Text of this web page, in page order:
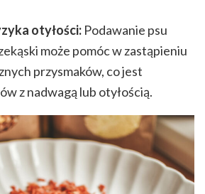
otyłości: Podawanie psu
może pomóc w zastąpieniu
przysmaków, co jest
z nadwagą lub otyłością.